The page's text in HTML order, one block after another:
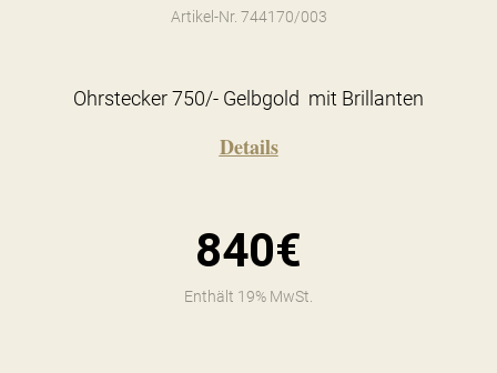
Artikel-Nr. 744170/003
Ohrstecker 750/- Gelbgold mit Brillanten
Details
840€
Enthält 19% MwSt.